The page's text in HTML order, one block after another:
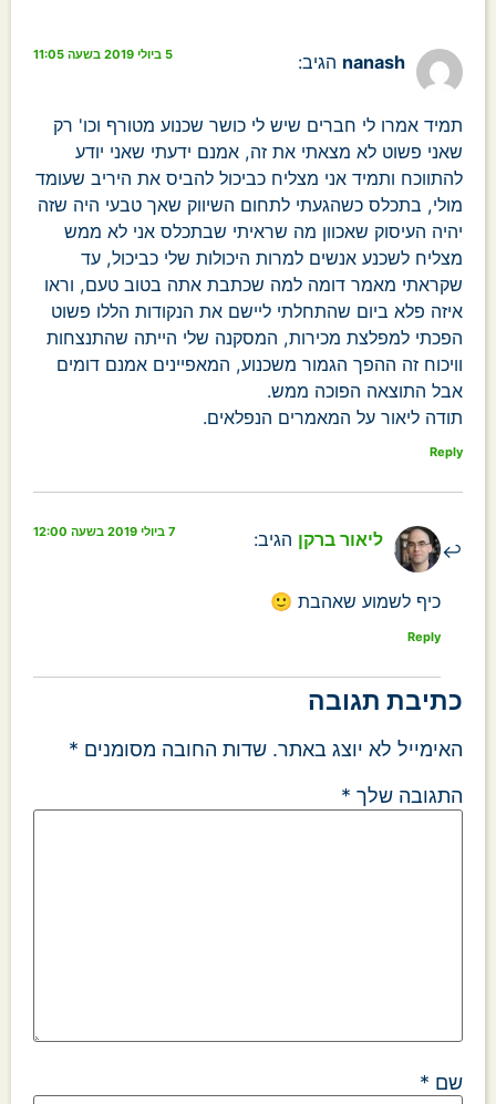
nanash הגיב: 5 ביולי 2019 בשעה 11:05
תמיד אמרו לי חברים שיש לי כושר שכנוע מטורף וכו' רק
שאני פשוט לא מצאתי את זה, אמנם ידעתי שאני יודע
להתווכח ותמיד אני מצליח כביכול להביס את היריב שעומד
מולי, בתכלס כשהגעתי לתחום השיווק שאך טבעי היה שזה
יהיה העיסוק שאכוון מה שראיתי שבתכלס אני לא ממש
מצליח לשכנע אנשים למרות היכולות שלי כביכול, עד
שקראתי מאמר דומה למה שכתבת אתה בטוב טעם, וראו
איזה פלא ביום שהתחלתי ליישם את הנקודות הללו פשוט
הפכתי למפלצת מכירות, המסקנה שלי הייתה שהתנצחות
וויכוח זה ההפך הגמור משכנוע, המאפיינים אמנם דומים
אבל התוצאה הפוכה ממש.
תודה ליאור על המאמרים הנפלאים.
Reply
ליאור ברקן הגיב: 7 ביולי 2019 בשעה 12:00
כיף לשמוע שאהבת 🙂
Reply
כתיבת תגובה
האימייל לא יוצג באתר. שדות החובה מסומנים *
התגובה שלך *
שם *